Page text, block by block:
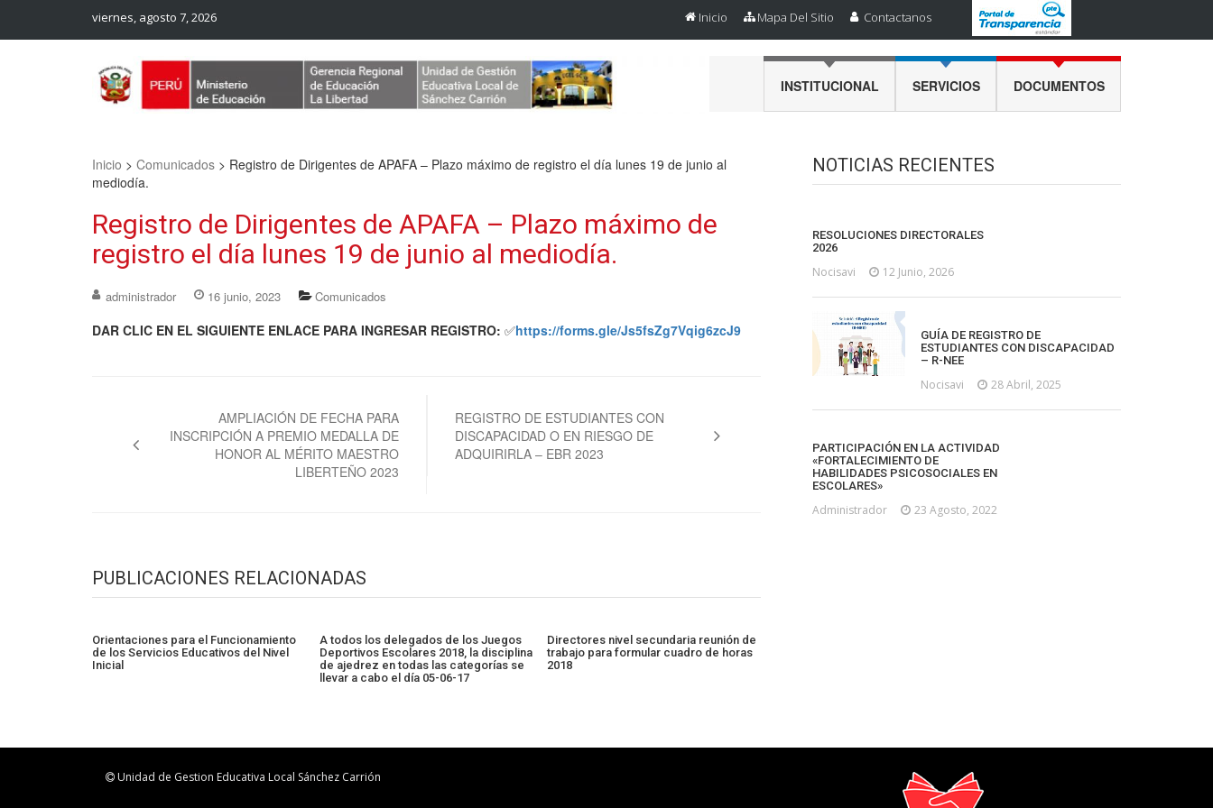
viernes, agosto 7, 2026 Inicio Mapa Del Sitio Contactanos
INSTITUCIONAL SERVICIOS DOCUMENTOS
Inicio > Comunicados > Registro de Dirigentes de APAFA – Plazo máximo de registro el día lunes 19 de junio al
mediodía.
Registro de Dirigentes de APAFA – Plazo máximo de
registro el día lunes 19 de junio al mediodía.
administrador 16 junio, 2023 Comunicados
DAR CLIC EN EL SIGUIENTE ENLACE PARA INGRESAR REGISTRO: ✅https://forms.gle/Js5fsZg7Vqig6zcJ9
entradas
AMPLIACIÓN DE FECHA PARA
INSCRIPCIÓN A PREMIO MEDALLA DE
HONOR AL MÉRITO MAESTRO
LIBERTEÑO 2023
REGISTRO DE ESTUDIANTES CON
DISCAPACIDAD O EN RIESGO DE
ADQUIRIRLA – EBR 2023
PUBLICACIONES RELACIONADAS
Orientaciones para el Funcionamiento
de los Servicios Educativos del Nivel
Inicial
A todos los delegados de los Juegos
Deportivos Escolares 2018, la disciplina
de ajedrez en todas las categorías se
llevar a cabo el día 05-06-17
Directores nivel secundaria reunión de
trabajo para formular cuadro de horas
2018
NOTICIAS RECIENTES
RESOLUCIONES DIRECTORALES
2026
Nocisavi 12 Junio, 2026
GUÍA DE REGISTRO DE
ESTUDIANTES CON DISCAPACIDAD
– R-NEE
Nocisavi 28 Abril, 2025
PARTICIPACIÓN EN LA ACTIVIDAD
«FORTALECIMIENTO DE
HABILIDADES PSICOSOCIALES EN
ESCOLARES»
Administrador 23 Agosto, 2022
Unidad de Gestion Educativa Local Sánchez Carrión